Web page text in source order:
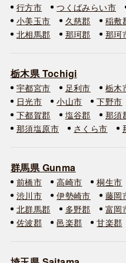
行方市
つくばみらい市
小美玉市
久慈郡 稲敷
北相馬郡
那珂郡 那珂
栃木県 Tochigi
宇都宮市 足利市 栃木
日光市
小山市 下野市
下都賀郡
塩谷郡 那須
那須塩原市
さくら市
群馬県 Gunma
前橋市 高崎市 桐生市
渋川市
伊勢崎市 藤岡
北群馬郡
多野郡 富岡
佐波郡
邑楽郡 甘楽郡